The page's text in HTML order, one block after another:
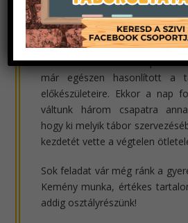
A nagy délutáni
ebédszünet, hogy a pizzának
indulhassunk neki a nap
már egészen hasonlított a
előkészületeire. Ekkor a nap
váltunk három csapatra
hogy ki melyik tábor
kezdetét vette a végtelen
Sok feladat vár még ránk a
Kemény munka, értékes
addig osztályrészünk!